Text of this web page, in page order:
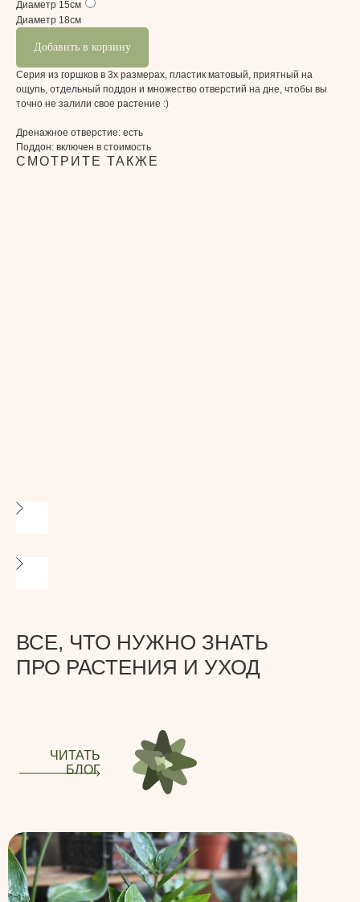
Диаметр 15см
Диаметр 18см
Добавить в корзину
Серия из горшков в 3х размерах, пластик матовый, приятный на
ощупь, отдельный поддон и множество отверстий на дне, чтобы вы
точно не залили свое растение :)
Дренажное отверстие: есть
Поддон: включен в стоимость
СМОТРИТЕ ТАКЖЕ
ВСЕ, ЧТО НУЖНО ЗНАТЬ
ПРО РАСТЕНИЯ И УХОД
ЧИТАТЬ
БЛОГ